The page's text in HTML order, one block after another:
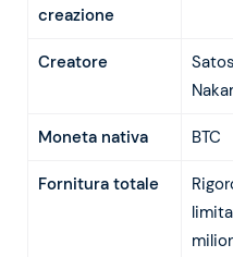
creazione
Creatore
Moneta nativa BTC
Fornitura totale